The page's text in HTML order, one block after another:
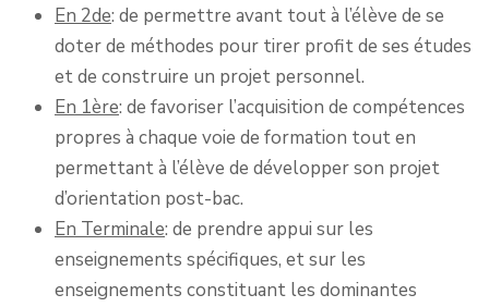
En 2de: de permettre avant tout à l’élève de se
doter de méthodes pour tirer profit de ses études
et de construire un projet personnel.
En 1ère: de favoriser l’acquisition de compétences
propres à chaque voie de formation tout en
permettant à l’élève de développer son projet
d’orientation post-bac.
En Terminale: de prendre appui sur les
enseignements spécifiques, et sur les
enseignements constituant les dominantes